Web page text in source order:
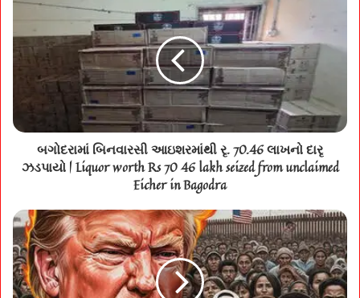
બગોદરામાં બિનવારસી આઇશરમાંથી રૃ. 70.46 લાખનો દારૃ
ઝડપાયો | Liquor worth Rs 70 46 lakh seized from unclaimed
Eicher in Bagodra